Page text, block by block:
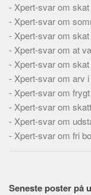
- Xpert-svar om
- Xpert-svar om
- Xpert-svar om
- Xpert-svar om at
- Xpert-svar om
- Xpert-svar om arv
- Xpert-svar om
- Xpert-svar om
- Xpert-svar om
- Xpert-svar om fri
Seneste poster på